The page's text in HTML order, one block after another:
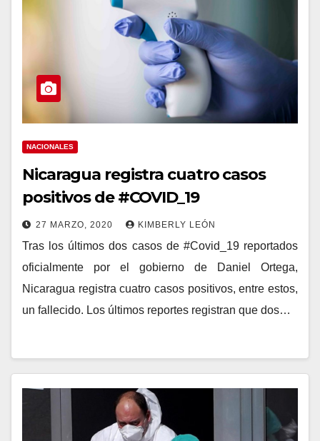
NACIONALES
Nicaragua registra cuatro casos
positivos de #COVID_19
27 MARZO, 2020 KIMBERLY LEÓN
Tras los últimos dos casos de #Covid_19 reportados
oficialmente por el gobierno de Daniel Ortega,
Nicaragua registra cuatro casos positivos, entre estos,
un fallecido. Los últimos reportes registran que dos…